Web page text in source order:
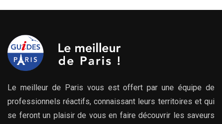
à
Le meilleur de Paris vous est offert par une équipe de
professionnels réactifs, connaissant leurs territoires et qui
se feront un plaisir de vous en faire découvrir les saveurs